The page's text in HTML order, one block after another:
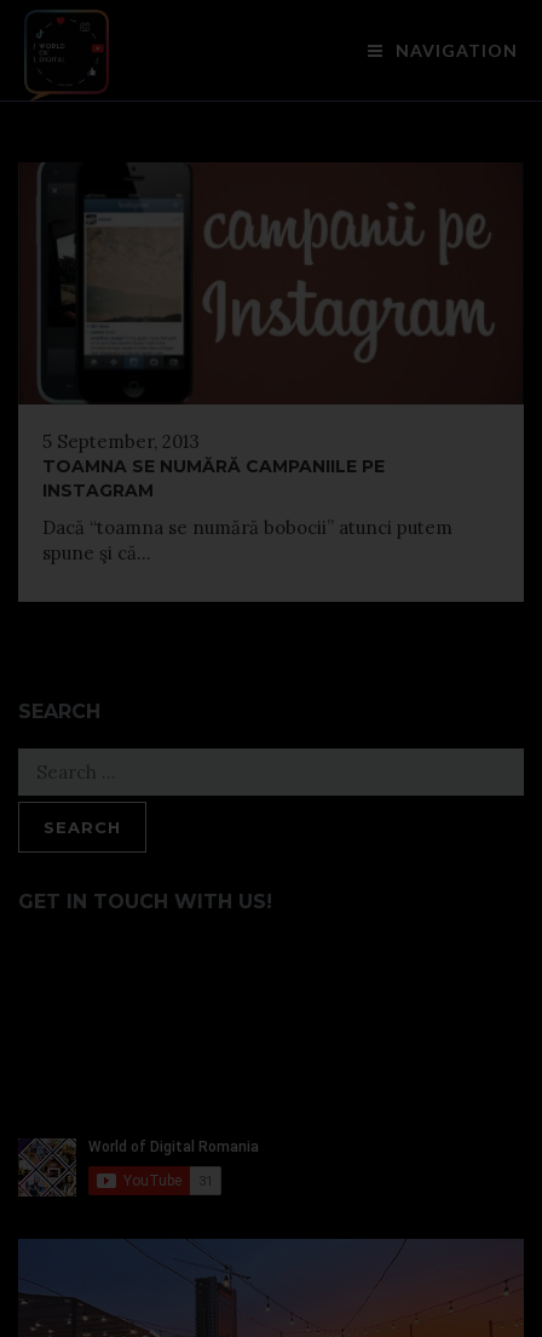
NAVIGATION
5 September, 2013
TOAMNA SE NUMĂRĂ CAMPANIILE PE
INSTAGRAM
Dacă “toamna se numără bobocii” atunci putem
spune şi că...
SEARCH
for:
GET IN TOUCH WITH US!